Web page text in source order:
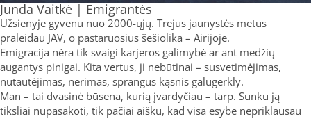
Junda Vaitkė | Emigrantės
Užsienyje gyvenu nuo 2000-ųjų. Trejus jaunystės metus
praleidau JAV, o pastaruosius šešiolika – Airijoje.
Emigracija nėra tik svaigi karjeros galimybė ar ant medžių
augantys pinigai. Kita vertus, ji nebūtinai – susvetimėjimas,
nutautėjimas, nerimas, sprangus kąsnis galugerkly.
Man – tai dvasinė būsena, kurią įvardyčiau – tarp. Sunku ją
tiksliai nupasakoti, tik pačiai aišku, kad visa esybe nepriklausau